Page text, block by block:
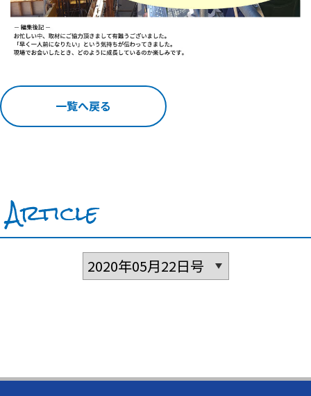
一覧へ戻る
Article